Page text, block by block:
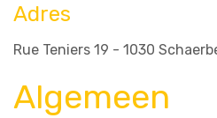
Adres
Rue Teniers 19 - 1030
Algemeen